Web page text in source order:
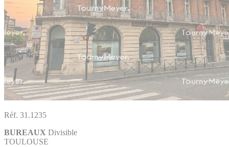
Réf. 31.1235
BUREAUX Divisible
TOULOUSE